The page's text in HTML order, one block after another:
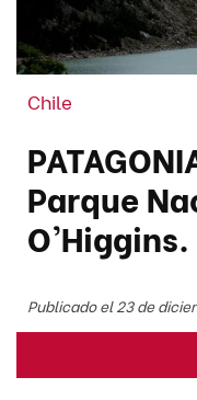
Chile
Parque
O'Higgins.
Publicado el 23 de